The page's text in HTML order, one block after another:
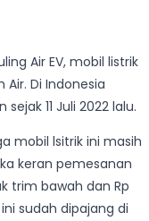
Air EV, mobil listrik
Di Indonesia
11 Juli 2022 lalu.
mobil lsitrik ini masih
keran pemesanan
trim bawah dan Rp
sudah dipajang di